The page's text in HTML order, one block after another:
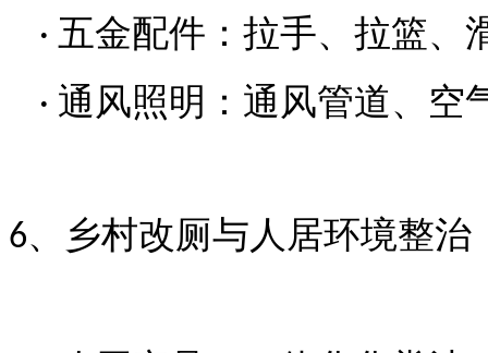
· 五金配件：拉手、拉篮、
· 通风照明：通风管道、空
6、乡村改厕与人居环境整治